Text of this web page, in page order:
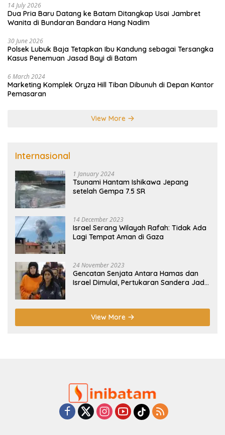
14 July 2026
Dua Pria Baru Datang ke Batam Ditangkap Usai Jambret
Wanita di Bundaran Bandara Hang Nadim
30 June 2026
Polsek Lubuk Baja Tetapkan Ibu Kandung sebagai Tersangka
Kasus Penemuan Jasad Bayi di Batam
6 March 2024
Marketing Komplek Oryza Hill Tiban Dibunuh di Depan Kantor
Pemasaran
View More
Internasional
1 January 2024
Tsunami Hantam Ishikawa Jepang
setelah Gempa 7.5 SR
14 December 2023
Israel Serang Wilayah Rafah: Tidak Ada
Lagi Tempat Aman di Gaza
24 November 2023
Gencatan Senjata Antara Hamas dan
Israel Dimulai, Pertukaran Sandera Jadi
View More